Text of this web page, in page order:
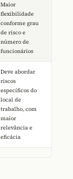
Maior
flexibilidade
conforme grau
de risco e
número de
funcionários
Deve abordar
riscos
específicos do
local de
trabalho, com
maior
relevância e
eficácia